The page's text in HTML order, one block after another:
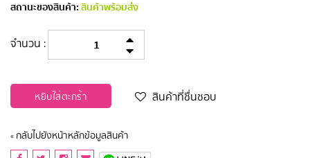
สถานะของสินค้า:สินค้าพร้อมส่ง
จำนวน :
หยิบใส่ตะกร้า สินค้าที่ชื่นชอบ
« กลับไปยังหน้าหลักข้อมูลสินค้า